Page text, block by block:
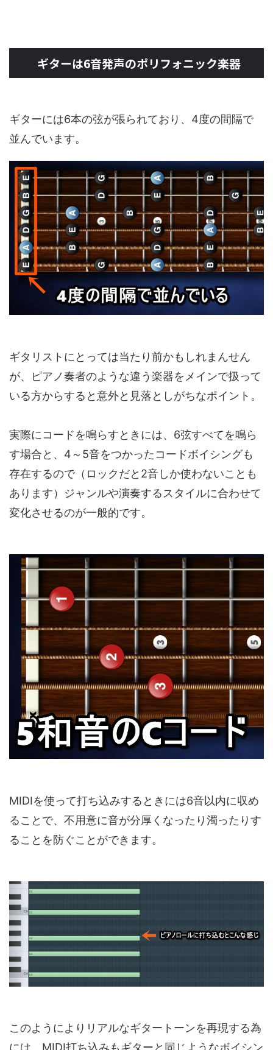
ギターは6音発声のポリフォニック楽器
ギターには6本の弦が張られており、4度の間隔で
並んでいます。
ギタリストにとっては当たり前かもしれまんせん
が、ピアノ奏者のような違う楽器をメインで扱って
いる方からすると意外と見落としがちなポイント。
実際にコードを鳴らすときには、6弦すべてを鳴ら
す場合と、4～5音をつかったコードボイシングも
存在するので（ロックだと2音しか使わないことも
あります）ジャンルや演奏するスタイルに合わせて
変化させるのが一般的です。
MIDIを使って打ち込みするときには6音以内に収め
ることで、不用意に音が分厚くなったり濁ったりす
ることを防ぐことができます。
このようによりリアルなギタートーンを再現する為
には、MIDI打ち込みもギターと同じようなボイシン